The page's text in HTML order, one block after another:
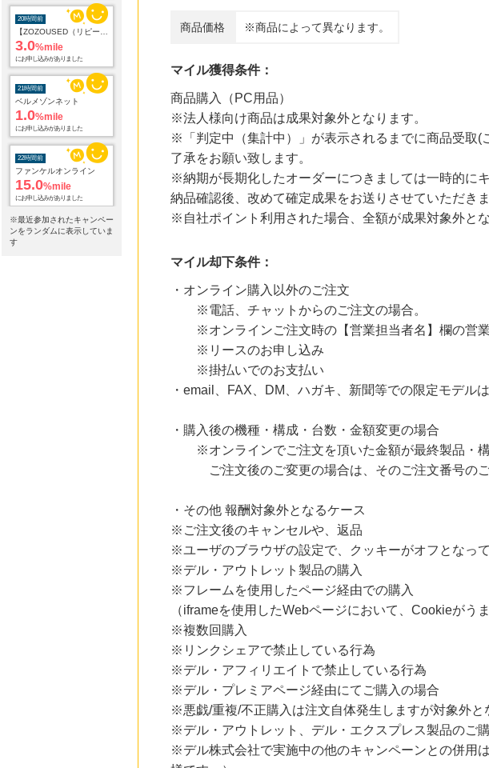
20時間前
3.0%mile
にお申し込みがありました
21時間前
ベルメゾンネット
1.0%mile
にお申し込みがありました
22時間前
ファンケルオンライン
15.0%mile
にお申し込みがありました
24時間前
電子貸本Renta!
※最近参加されたキャンペー
ンをランダムに表示していま
す
商品価格 ※商品によって異なります。
マイル獲得条件：
商品購入（PC用品）
※法人様向け商品は成果対象外となります。
※「判定中（集計中）」が表示されるまでに商品受取
了承をお願い致します。
※納期が長期化したオーダーにつきましては一時的に
納品確認後、改めて確定成果をお送りさせていただきま
※自社ポイント利用された場合、全額が成果対象外と
マイル却下条件：
・オンライン購入以外のご注文
※電話、チャットからのご注文の場合。
※オンラインご注文時の【営業担当者名】欄の営業
※リースのお申し込み
※掛払いでのお支払い
・email、FAX、DM、ハガキ、新聞等での限定モデル
・購入後の機種・構成・台数・金額変更の場合
※オンラインでご注文を頂いた金額が最終製品・構
ご注文後のご変更の場合は、そのご注文番号のご
・その他 報酬対象外となるケース
※ご注文後のキャンセルや、返品
※ユーザのブラウザの設定で、クッキーがオフとなっ
※デル・アウトレット製品の購入
※フレームを使用したページ経由での購入
（iframeを使用したWebページにおいて、Cookieがう
※複数回購入
※リンクシェアで禁止している行為
※デル・アフィリエイトで禁止している行為
※デル・プレミアページ経由にてご購入の場合
※悪戯/重複/不正購入は注文自体発生しますが対象外と
※デル・アウトレット、デル・エクスプレス製品のご
※デル株式会社で実施中の他のキャンペーンとの併用